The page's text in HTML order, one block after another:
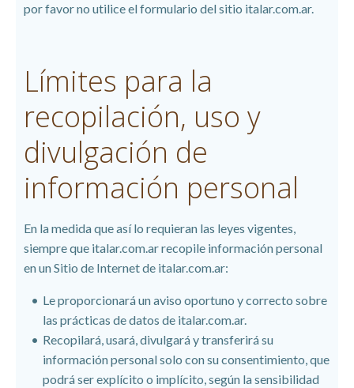
por favor no utilice el formulario del sitio italar.com.ar.
Límites para la
recopilación, uso y
divulgación de
información personal
En la medida que así lo requieran las leyes vigentes,
siempre que italar.com.ar recopile información personal
en un Sitio de Internet de italar.com.ar:
Le proporcionará un aviso oportuno y correcto sobre
las prácticas de datos de italar.com.ar.
Recopilará, usará, divulgará y transferirá su
información personal solo con su consentimiento, que
podrá ser explícito o implícito, según la sensibilidad